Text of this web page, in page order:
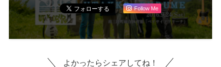
Follow Me
よかったらシェアしてね！